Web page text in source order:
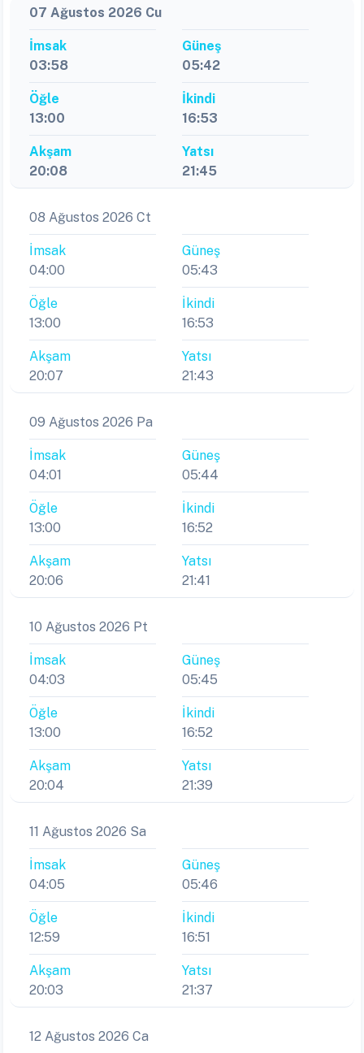
07 Ağustos 2026 Cu
İmsak
03:58
Güneş
05:42
Öğle
13:00
İkindi
16:53
Akşam
20:08
Yatsı
21:45
08 Ağustos 2026 Ct
İmsak
04:00
Güneş
05:43
Öğle
13:00
İkindi
16:53
Akşam
20:07
Yatsı
21:43
09 Ağustos 2026 Pa
İmsak
04:01
Güneş
05:44
Öğle
13:00
İkindi
16:52
Akşam
20:06
Yatsı
21:41
10 Ağustos 2026 Pt
İmsak
04:03
Güneş
05:45
Öğle
13:00
İkindi
16:52
Akşam
20:04
Yatsı
21:39
11 Ağustos 2026 Sa
İmsak
04:05
Güneş
05:46
Öğle
12:59
İkindi
16:51
Akşam
20:03
Yatsı
21:37
12 Ağustos 2026 Ca